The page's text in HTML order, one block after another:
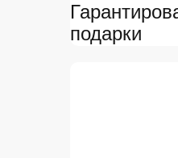
подарки